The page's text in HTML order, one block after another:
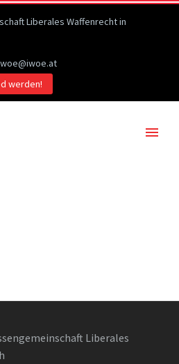
Liberales Waffenrecht in
werden!
Liberales